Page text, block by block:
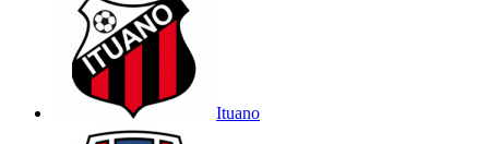
Ituano